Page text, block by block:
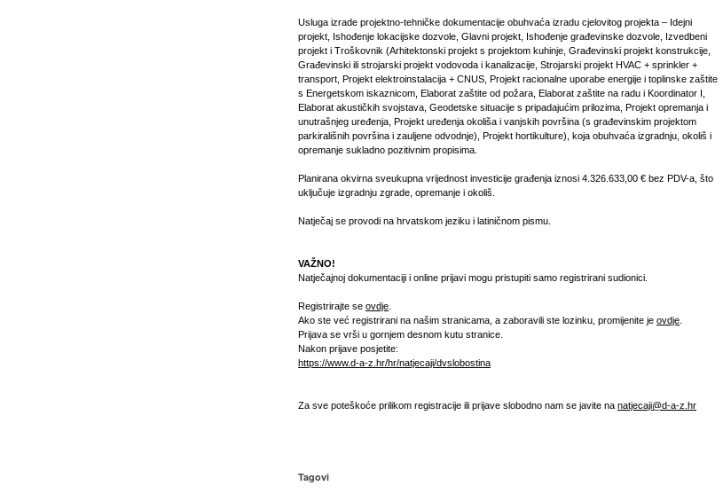
Usluga izrade projektno-tehničke dokumentacije obuhvaća izradu cjelovitog projekta – Idejni
projekt, Ishođenje lokacijske dozvole, Glavni projekt, Ishođenje građevinske dozvole, Izvedbeni
projekt i Troškovnik (Arhitektonski projekt s projektom kuhinje, Građevinski projekt konstrukcije,
Građevinski ili strojarski projekt vodovoda i kanalizacije, Strojarski projekt HVAC + sprinkler +
transport, Projekt elektroinstalacija + CNUS, Projekt racionalne uporabe energije i toplinske zaštite
s Energetskom iskaznicom, Elaborat zaštite od požara, Elaborat zaštite na radu i Koordinator I,
Elaborat akustičkih svojstava, Geodetske situacije s pripadajućim prilozima, Projekt opremanja i
unutrašnjeg uređenja, Projekt uređenja okoliša i vanjskih površina (s građevinskim projektom
parkirališnih površina i zauljene odvodnje), Projekt hortikulture), koja obuhvaća izgradnju, okoliš i
opremanje sukladno pozitivnim propisima.
Planirana okvirna sveukupna vrijednost investicije građenja iznosi 4.326.633,00 € bez PDV-a, što
uključuje izgradnju zgrade, opremanje i okoliš.
Natječaj se provodi na hrvatskom jeziku i latiničnom pismu.
VAŽNO!
Natječajnoj dokumentaciji i online prijavi mogu pristupiti samo registrirani sudionici.
Registrirajte se ovdje
Ako ste već registrirani na našim stranicama, a zaboravili ste lozinku, promijenite je ovdje
Prijava se vrši u gornjem desnom kutu stranice.
Nakon prijave posjetite:
https://www.d-a-z.hr/hr/natjecaji/dvslobostina
Za sve poteškoće prilikom registracije ili prijave slobodno nam se javite na natjecaji@d-a-z.hr
Tagovi